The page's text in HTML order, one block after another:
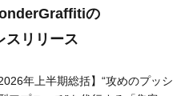
の
スリリース
2026年上半期総括】“攻めのプッシ